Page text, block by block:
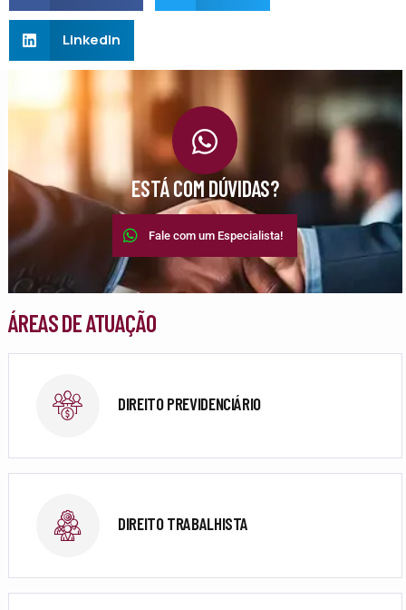
LinkedIn
ESTÁ COM DÚVIDAS?
Fale com um Especialista!
ÁREAS DE ATUAÇÃO
DIREITO PREVIDENCIÁRIO
DIREITO TRABALHISTA